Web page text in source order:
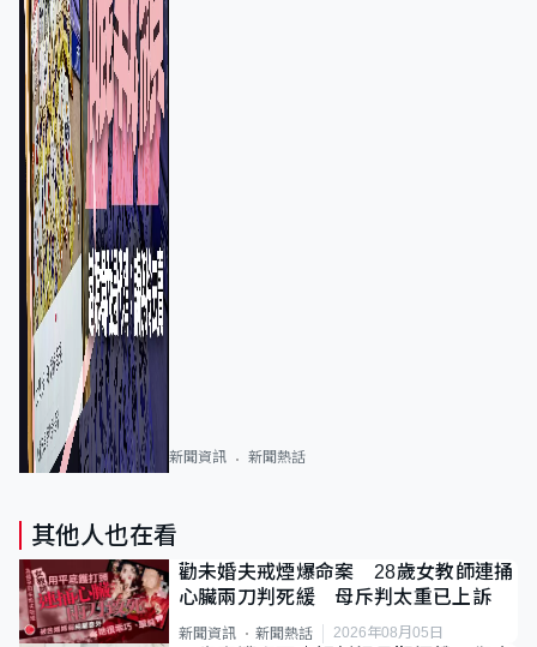
新聞資訊 新聞熱話
其他人也在看
勸未婚夫戒煙爆命案 28歲女教師連捅
心臟兩刀判死緩 母斥判太重已上訴
新聞資訊 新聞熱話 2026年08月05日